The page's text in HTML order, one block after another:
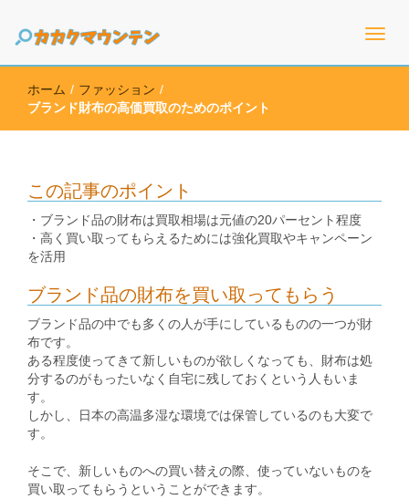
カカクマウンテン
高価買取のための情報を幅広く取り扱うサイト
ホーム / ファッション /
ブランド財布の高価買取のためのポイント
この記事のポイント
・ブランド品の財布は買取相場は元値の20パーセント程度
・高く買い取ってもらえるためには強化買取やキャンペーン
を活用
ブランド品の財布を買い取ってもらう
ブランド品の中でも多くの人が手にしているものの一つが財
布です。
ある程度使ってきて新しいものが欲しくなっても、財布は処
分するのがもったいなく自宅に残しておくという人もいま
す。
しかし、日本の高温多湿な環境では保管しているのも大変で
す。
そこで、新しいものへの買い替えの際、使っていないものを
買い取ってもらうということができます。